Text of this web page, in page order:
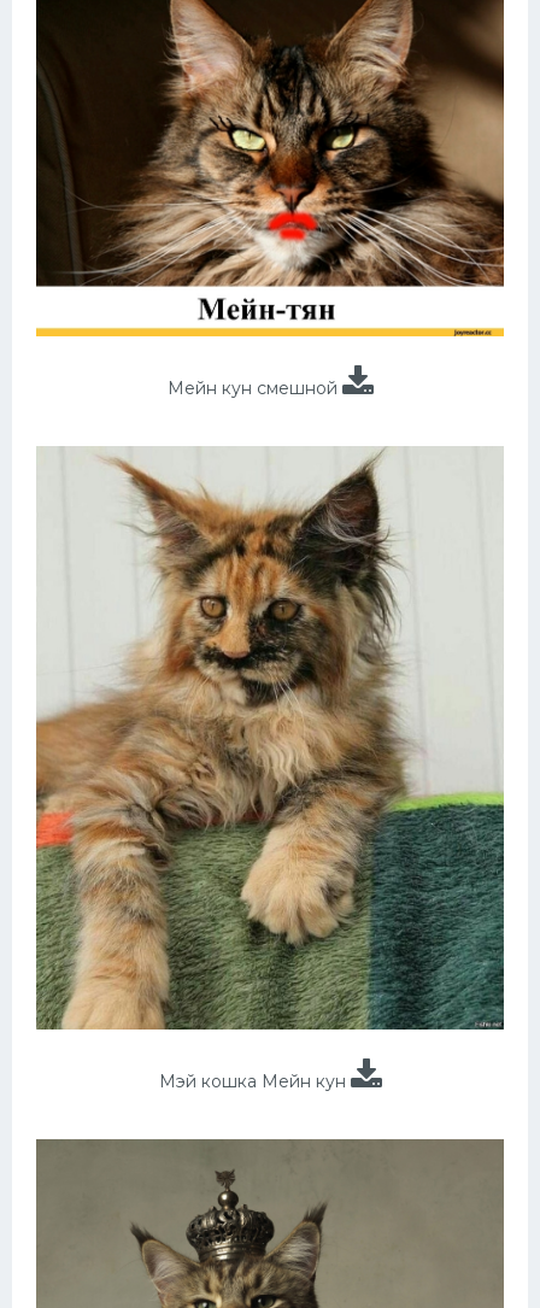
Мейн кун смешной
Мэй кошка Мейн кун